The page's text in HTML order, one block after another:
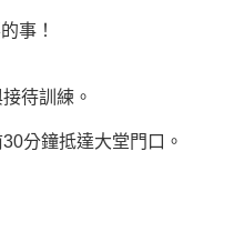
事！
待訓練。
分鐘抵達大堂門口。